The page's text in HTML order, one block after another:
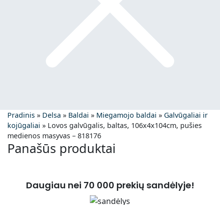
Pradinis » Delsa » Baldai » Miegamojo baldai » Galvūgaliai ir
kojūgaliai » Lovos galvūgalis, baltas, 106x4x104cm, pušies
medienos masyvas – 818176
Panašūs produktai
Daugiau nei 70 000 prekių sandėlyje!